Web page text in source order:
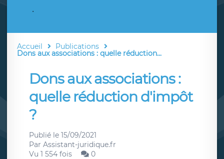
.
Accueil Publications
Dons aux associations : quelle réduction...
Dons aux associations :
quelle réduction d'impôt
?
Publié le 15/09/2021
Par Assistant-juridique.fr
Vu 1 554 fois
0